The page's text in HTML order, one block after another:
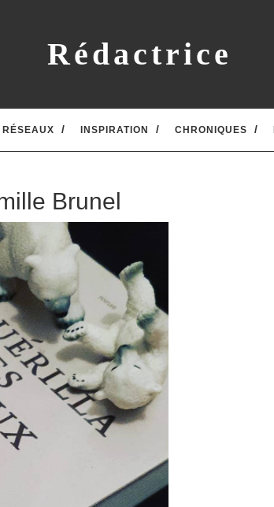
Rédactrice
RÉSEAUX INSPIRATION CHRONIQUES
Brunel